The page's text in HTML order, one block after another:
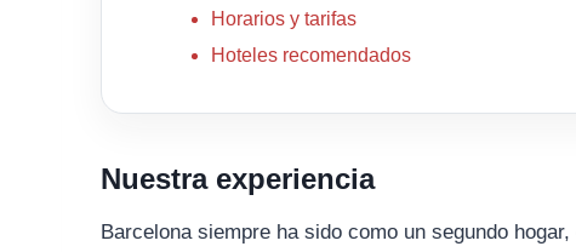
Horarios y tarifas
Hoteles recomendados
Nuestra experiencia
Barcelona siempre ha sido como un segundo